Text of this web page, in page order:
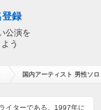
登録
公演を
う
国内アーティスト 男性ソロ
イターである。1997年に